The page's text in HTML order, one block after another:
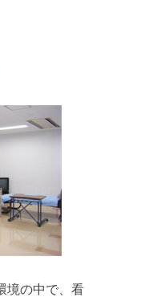
境の中で、看